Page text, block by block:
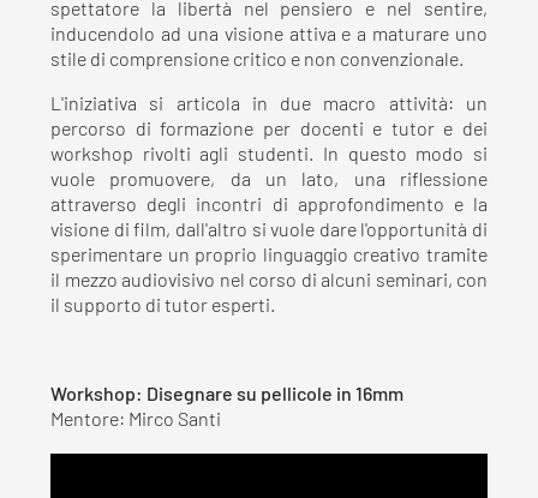
spettatore la libertà nel pensiero e nel sentire,
inducendolo ad una visione attiva e a maturare uno
stile di comprensione critico e non convenzionale.
L'iniziativa si articola in due macro attività: un
percorso di formazione per docenti e tutor e dei
workshop rivolti agli studenti. In questo modo si
vuole promuovere, da un lato, una riflessione
attraverso degli incontri di approfondimento e la
visione di film, dall'altro si vuole dare l'opportunità di
sperimentare un proprio linguaggio creativo tramite
il mezzo audiovisivo nel corso di alcuni seminari, con
il supporto di tutor esperti.
Workshop: Disegnare su pellicole in 16mm
Mentore: Mirco Santi